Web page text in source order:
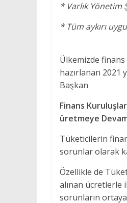
* Varlık Yönetim
* Tüm aykırı
Ülkemizde finans
hazırlanan 2021
Başkan
Finans
üretmeye
Tüketicilerin
sorunlar olarak
Özellikle de
alınan ücretlerle
sorunların